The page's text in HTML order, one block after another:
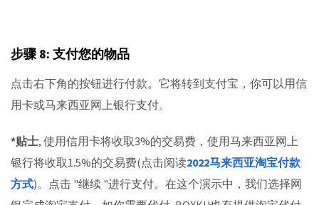
步骤 8: 支付您的物品
点击右下角的按钮进行付款。它将转到支付宝，你可以用信
用卡或马来西亚网上银行支付。
*贴士, 使用信用卡将收取3%的交易费，使用马来西亚网上
银行将收取1.5%的交易费(点击阅读2022马来西亚淘宝付款
方式)。点击 "继续 "进行支付。在这个演示中，我们选择网